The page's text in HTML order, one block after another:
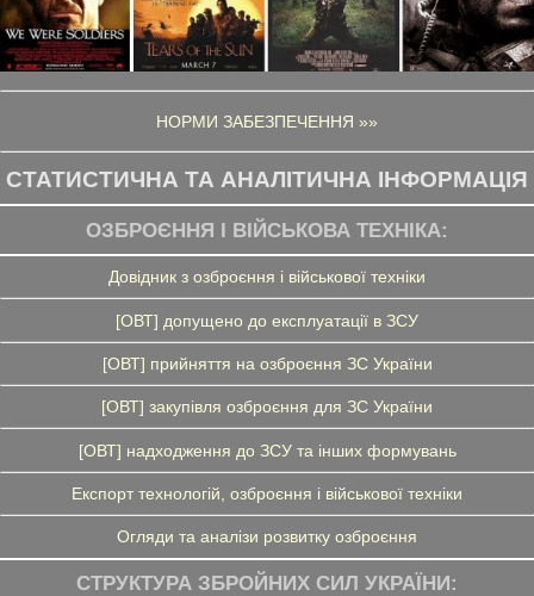
НОРМИ ЗАБЕЗПЕЧЕННЯ »»
СТАТИСТИЧНА ТА АНАЛІТИЧНА ІНФОРМАЦІЯ
ОЗБРОЄННЯ І ВІЙСЬКОВА ТЕХНІКА:
Довідник з озброєння і військової техніки
[ОВТ] допущено до експлуатації в ЗСУ
[ОВТ] прийняття на озброєння ЗС України
[ОВТ] закупівля озброєння для ЗС України
[ОВТ] надходження до ЗСУ та інших формувань
Експорт технологій, озброєння і військової техніки
Огляди та аналізи розвитку озброєння
СТРУКТУРА ЗБРОЙНИХ СИЛ УКРАЇНИ: